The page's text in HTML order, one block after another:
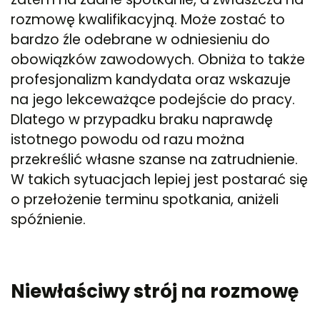
rozmowę kwalifikacyjną. Może zostać to
bardzo źle odebrane w odniesieniu do
obowiązków zawodowych. Obniża to także
profesjonalizm kandydata oraz wskazuje
na jego lekceważące podejście do pracy.
Dlatego w przypadku braku naprawdę
istotnego powodu od razu można
przekreślić własne szanse na zatrudnienie.
W takich sytuacjach lepiej jest postarać się
o przełożenie terminu spotkania, aniżeli
spóźnienie.
Niewłaściwy strój na rozmowę